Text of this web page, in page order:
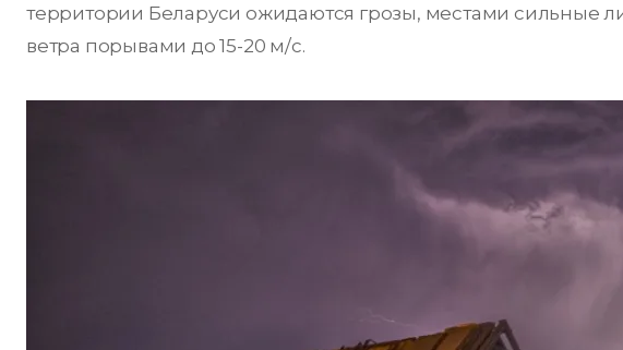
территории Беларуси ожидаются грозы, местами сильные
ветра порывами до 15-20 м/с.